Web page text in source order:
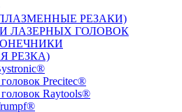
РЕЗАКИ)
ЛАЗЕРНЫХ ГОЛОВОК
РЕЗКА)
Precitec®
Raytools®